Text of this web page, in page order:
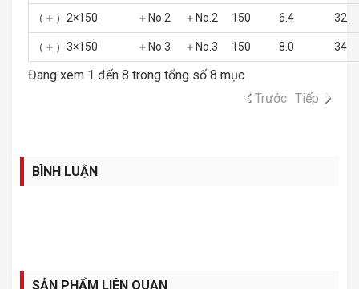
（＋）2×150 ＋No.2 ＋No.2 150 6.4 32
（＋）3×150 ＋No.3 ＋No.3 150 8.0 34
Đang xem 1 đến 8 trong tổng số 8 mục
Trước Tiếp
BÌNH LUẬN
SẢN PHẨM LIÊN QUAN